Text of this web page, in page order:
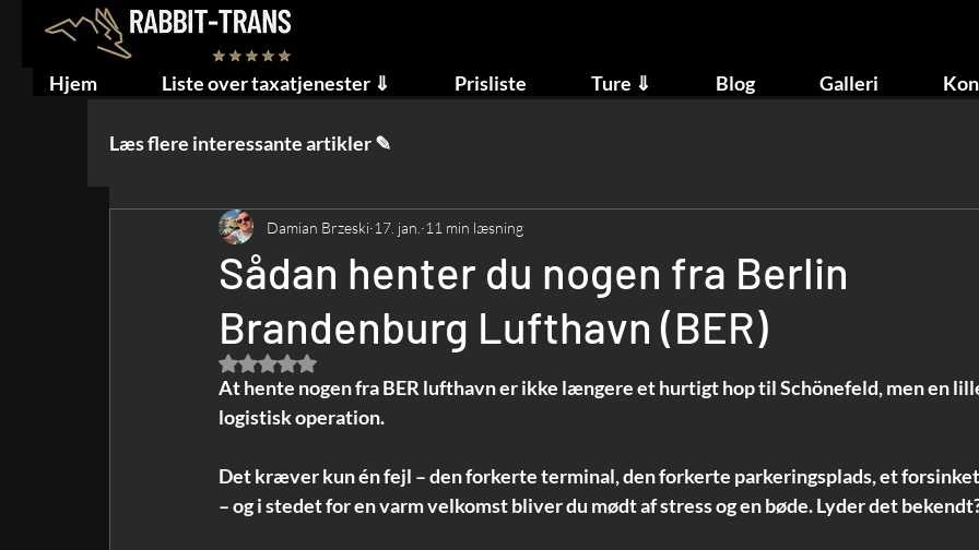
Hjem Liste over taxatjenester ⇓ Prisliste Ture ⇓ Blog Galleri
Læs flere interessante artikler ✎
Sådan henter du nogen fra Berlin
Brandenburg Lufthavn (BER)
Damian Brzeski 17. jan. 11 min læsning
Bedømt til NaN ud af 5 stjerner.
At hente nogen fra BER lufthavn er ikke længere et hurtigt hop til Schönefeld, men en
logistisk operation.
Det kræver kun én fejl – den forkerte terminal, den forkerte parkeringsplads, et
– og i stedet for en varm velkomst bliver du mødt af stress og en bøde. Lyder det